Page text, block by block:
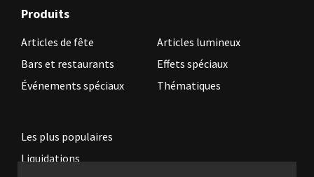
Produits
Articles de fête
Articles lumineux
Bars et restaurants
Effets spéciaux
Événements spéciaux
Thématiques
Les plus populaires
Liquidations